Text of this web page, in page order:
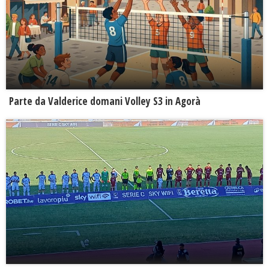
Parte da Valderice domani Volley S3 in Agorà